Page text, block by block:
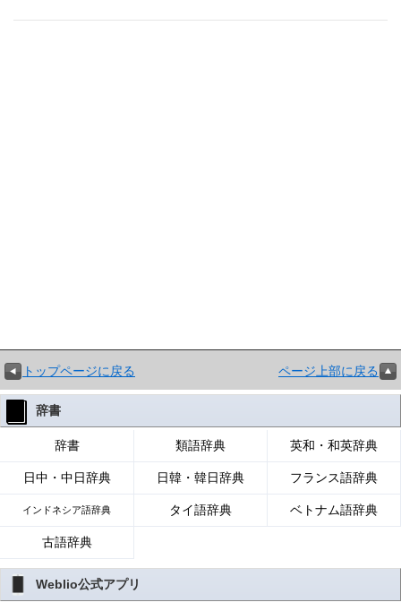
トップページに戻る ページ上部に戻る
辞書
辞書 類語辞典 英和・和英辞典
日中・中日辞典 日韓・韓日辞典 フランス語辞典
インドネシア語辞典 タイ語辞典 ベトナム語辞典
古語辞典
Weblio公式アプリ